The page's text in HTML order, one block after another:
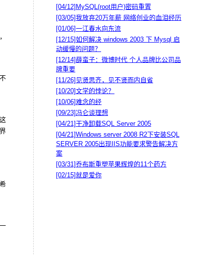
[04/12]MySQL(root用户)密码重置
[03/05]我放弃20万年薪 网络创业的血泪经历
[01/06]一江春水向东流
[12/15]如何解决 windows 2003 下 Mysql 启
动缓慢的问题？
[12/14]薛蛮子：微博时代 个人品牌比公司品
牌重要
[11/26] 见贤思齐，见不贤而内自省
[10/20]文学的悖论？
[10/06]难念的经
[09/23]冯仑谈理想
[04/21]干净卸载SQL Server 2005
[04/21]Windows server 2008 R2下安装SQL
SERVER 2005出现IIS功能要求警告解决方
案
[03/31]乔布斯重塑苹果辉煌的11个药方
[02/15]就是爱你